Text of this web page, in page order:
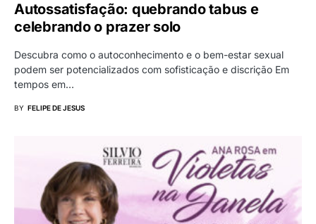
Autossatisfação: quebrando tabus e
celebrando o prazer solo
Descubra como o autoconhecimento e o bem-estar sexual
podem ser potencializados com sofisticação e discrição Em
tempos em…
BY FELIPE DE JESUS